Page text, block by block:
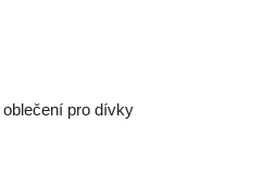
pro dívky